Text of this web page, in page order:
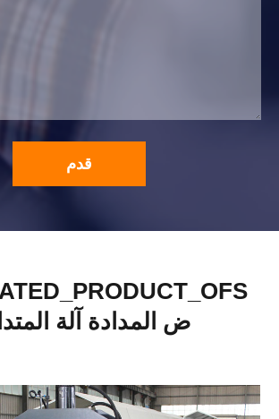
قدم
ض المدادة آلة